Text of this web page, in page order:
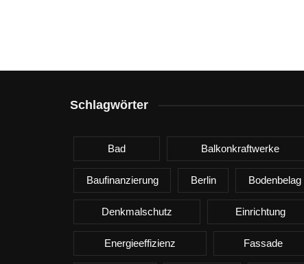
Schlagwörter
Bad Balkonkraftwerke
Baufinanzierung Berlin Bodenbelag
Denkmalschutz Einrichtung
Energieeffizienz Fassade